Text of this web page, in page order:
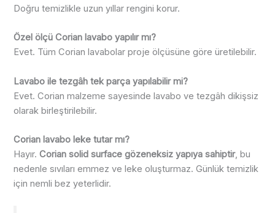
Doğru temizlikle uzun yıllar rengini korur.
Özel ölçü Corian lavabo yapılır mı?
Evet. Tüm Corian lavabolar proje ölçüsüne göre üretilebilir.
Lavabo ile tezgâh tek parça yapılabilir mi?
Evet. Corian malzeme sayesinde lavabo ve tezgâh dikişsiz
olarak birleştirilebilir.
Corian lavabo leke tutar mı?
Hayır.Corian solid surface gözeneksiz yapıya sahiptir, bu
nedenle sıvıları emmez ve leke oluşturmaz. Günlük temizlik
için nemli bez yeterlidir.